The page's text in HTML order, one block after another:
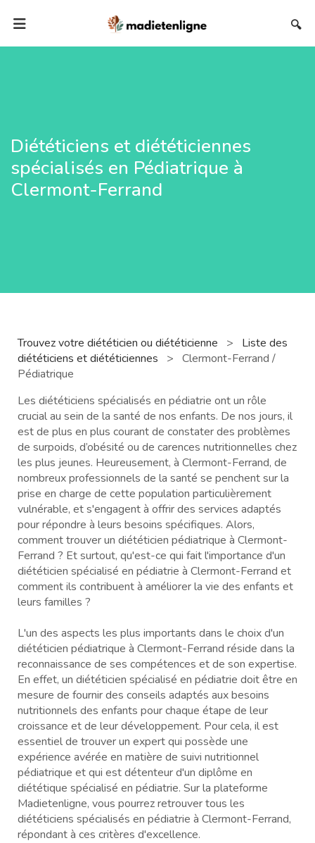
🔍
Diététiciens et diététiciennes
spécialisés en Pédiatrique à
Clermont-Ferrand
Trouvez votre diététicien ou diététicienne >
Liste des
diététiciens et diététiciennes
> Clermont-Ferrand /
Pédiatrique
Les diététiciens spécialisés en pédiatrie ont un rôle
crucial au sein de la santé de nos enfants. De nos jours, il
est de plus en plus courant de constater des problèmes
de surpoids, d’obésité ou de carences nutritionnelles chez
les plus jeunes. Heureusement, à Clermont-Ferrand, de
nombreux professionnels de la santé se penchent sur la
prise en charge de cette population particulièrement
vulnérable, et s'engagent à offrir des services adaptés
pour répondre à leurs besoins spécifiques. Alors,
comment trouver un diététicien pédiatrique à Clermont-
Ferrand ? Et surtout, qu'est-ce qui fait l'importance d'un
diététicien spécialisé en pédiatrie à Clermont-Ferrand et
comment ils contribuent à améliorer la vie des enfants et
leurs familles ?
L'un des aspects les plus importants dans le choix d'un
diététicien pédiatrique à Clermont-Ferrand réside dans la
reconnaissance de ses compétences et de son expertise.
En effet, un diététicien spécialisé en pédiatrie doit être en
mesure de fournir des conseils adaptés aux besoins
nutritionnels des enfants pour chaque étape de leur
croissance et de leur développement. Pour cela, il est
essentiel de trouver un expert qui possède une
expérience avérée en matière de suivi nutritionnel
pédiatrique et qui est détenteur d'un diplôme en
diététique spécialisé en pédiatrie. Sur la plateforme
Madietenligne, vous pourrez retrouver tous les
diététiciens spécialisés en pédiatrie à Clermont-Ferrand,
répondant à ces critères d'excellence.